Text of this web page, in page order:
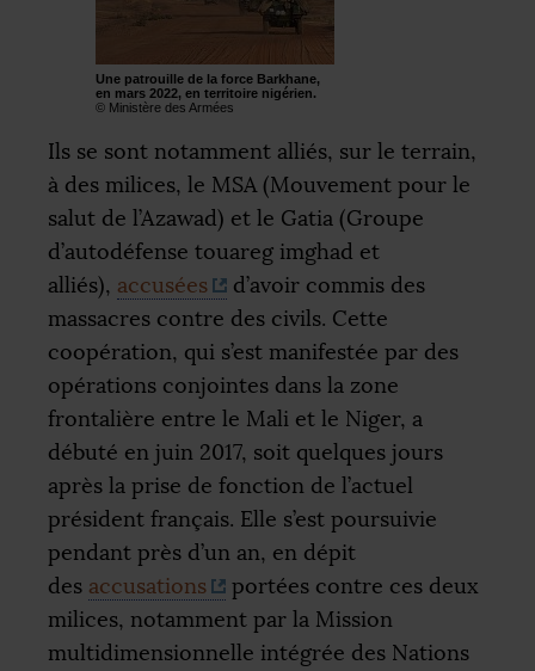
Une patrouille de la force Barkhane,
en mars 2022, en territoire nigérien.
© Ministère des Armées
Ils se sont notamment alliés, sur le terrain,
à des milices, le MSA(Mouvement pour le
salut de l’Azawad) et le Gatia (Groupe
d’autodéfense touareg imghad et
alliés), accusées
d’avoir commis des
massacres contre des civils. Cette
coopération, qui s’est manifestée par des
opérations conjointes dans la zone
frontalière entre le Mali et le Niger, a
débuté en juin 2017, soit quelques jours
après la prise de fonction de l’actuel
président français. Elle s’est poursuivie
pendant près d’un an, en dépit
des accusations
portées contre ces deux
milices, notamment par la Mission
multidimensionnelle intégrée des Nations